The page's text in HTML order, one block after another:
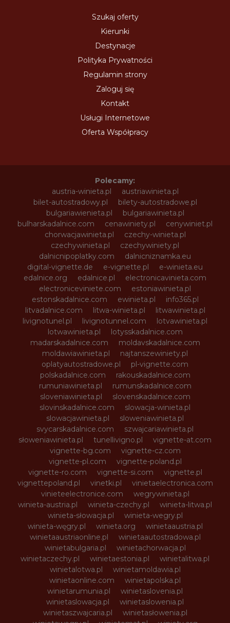
Szukaj oferty
Kierunki
Destynacje
Polityka Prywatności
Regulamin strony
Zaloguj się
Kontakt
Usługi Internetowe
Oferta Współpracy
Polecamy:
austria-winieta.pl
austriawinieta.pl
bilet-autostradowy.pl
bilety-autostradowe.pl
bulgariawienieta.pl
bulgariawinieta.pl
bulharskadalnice.com
cenawiniety.pl
cenywiniet.pl
chorwacjawinieta.pl
czechy-winieta.pl
czechywinieta.pl
czechywiniety.pl
dalnicnipoplatky.com
dalnicniznamka.eu
digital-vignette.de
e-vignette.pl
e-winieta.eu
edalnice.org
edalnice.pl
electronicavinieta.com
electroniceviniete.com
estoniawinieta.pl
estonskadalnice.com
ewinieta.pl
info365.pl
litvadalnice.com
litwa-winieta.pl
litwawinieta.pl
livignotunel.pl
livignotunnel.com
lotvawinieta.pl
lotwawinieta.pl
lotysskadalnice.com
madarskadalnice.com
moldavskadalnice.com
moldawiawinieta.pl
najtanszewiniety.pl
oplatyautostradowe.pl
pl-vignette.com
polskadalnice.com
rakouskadalnice.com
rumuniawinieta.pl
rumunskadalnice.com
sloveniawinieta.pl
slovenskadalnice.com
slovinskadalnice.com
slowacja-winieta.pl
slowacjawinieta.pl
sloweniawinieta.pl
svycarskadalnice.com
szwajcariawinieta.pl
słoweniawinieta.pl
tunellivigno.pl
vignette-at.com
vignette-bg.com
vignette-cz.com
vignette-pl.com
vignette-poland.pl
vignette-ro.com
vignette-si.com
vignette.pl
vignettepoland.pl
vinetki.pl
vinietaelectronica.com
vinieteelectronice.com
wegrywinieta.pl
winieta-austria.pl
winieta-czechy.pl
winieta-litwa.pl
winieta-słowacja.pl
winieta-wegry.pl
winieta-węgry.pl
winieta.org
winietaaustria.pl
winietaaustriaonline.pl
winietaautostradowa.pl
winietabulgaria.pl
winietachorwacja.pl
winietaczechy.pl
winietaestonia.pl
winietalitwa.pl
winietalotwa.pl
winietamoldawia.pl
winietaonline.com
winietapolska.pl
winietarumunia.pl
winietaslovenia.pl
winietaslowacja.pl
winietaslowenia.pl
winietaszwajcaria.pl
winietasłowenia.pl